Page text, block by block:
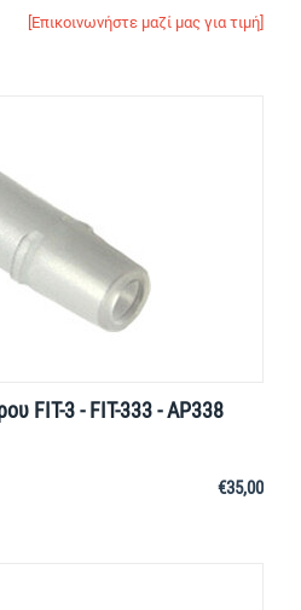
[Επικοινωνήστε μαζί μας για τιμή]
FIT-3 - FIT-333 - AP338
€35,00